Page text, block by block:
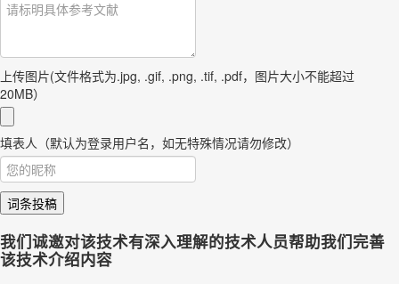
上传图片(文件格式为.jpg, .gif, .png, .tif, .pdf，图片大小不能超过
20MB）
填表人（默认为登录用户名，如无特殊情况请勿修改）
词条投稿
我们诚邀对该技术有深入理解的技术人员帮助我们完善
该技术介绍内容